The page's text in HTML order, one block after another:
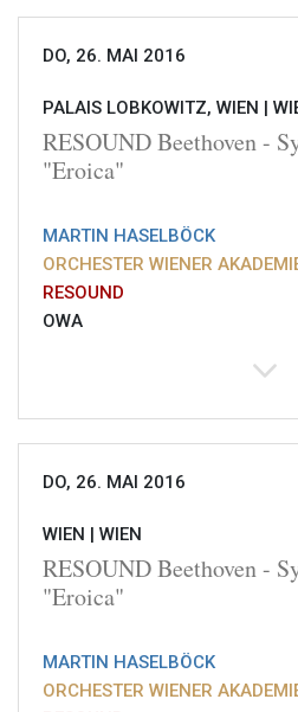
DO, 26. MAI 2016
PALAIS LOBKOWITZ, WIEN |
RESOUND Beethoven -
"Eroica"
MARTIN HASELBÖCK
ORCHESTER WIENER
RESOUND
OWA
DO, 26. MAI 2016
WIEN | WIEN
RESOUND Beethoven -
"Eroica"
MARTIN HASELBÖCK
ORCHESTER WIENER